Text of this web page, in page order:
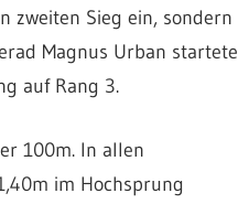
zweiten Sieg ein, sondern
Magnus Urban startete
auf Rang 3.
100m. In allen
im Hochsprung